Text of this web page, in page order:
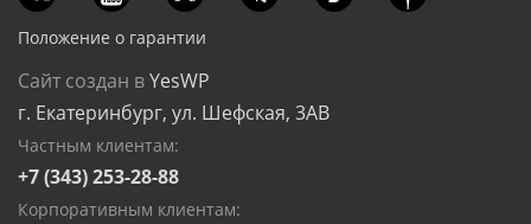
Положение о гарантии
Сайт создан вYesWP
г. Екатеринбург, ул. Шефская, 3АВ
Частным клиентам:
+7 (343) 253-28-88
Корпоративным клиентам: